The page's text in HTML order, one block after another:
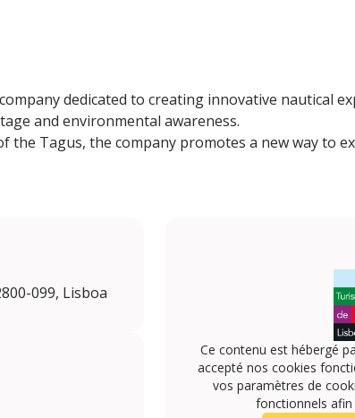
dedicated to creating innovative nautical
and environmental awareness.
the Tagus, the company promotes a new way to
099, Lisboa
Ce contenu est hébergé
accepté nos cookies
vos paramètres de
fonctionnels